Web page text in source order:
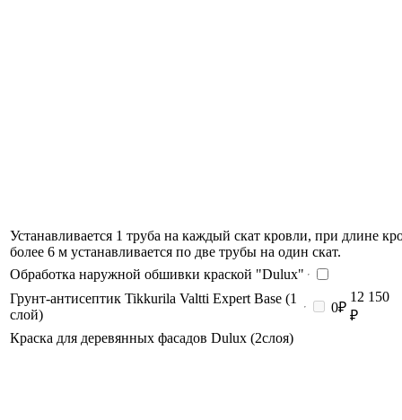
Устанавливается 1 труба на каждый скат кровли, при длине
более 6 м устанавливается по две трубы на один скат.
Обработка наружной обшивки краской "Dulux"
Грунт-антисептик Tikkurila Valtti Expert Base (1
слой)
0₽
12 150
₽
Краска для деревянных фасадов Dulux (2слоя)